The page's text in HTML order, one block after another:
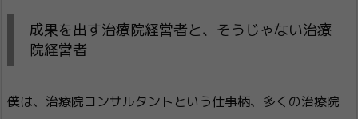
成果を出す治療院経営者と、そうじゃない治療
院経営者
僕は、治療院コンサルタントという仕事柄、多くの治療院